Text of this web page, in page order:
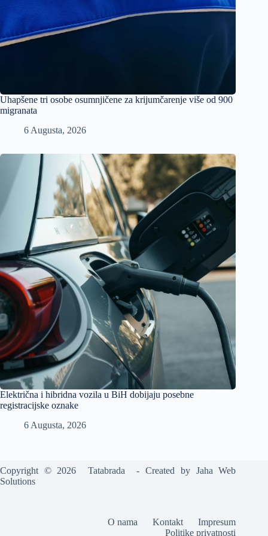
Uhapšene tri osobe osumnjičene za krijumčarenje više od 900
migranata
6 Augusta, 2026
Električna i hibridna vozila u BiH dobijaju posebne
registracijske oznake
6 Augusta, 2026
Copyright © 2026 Tatabrada - Created by Jaha Web
Solutions
O nama Kontakt
Impresum
Politike privatnosti